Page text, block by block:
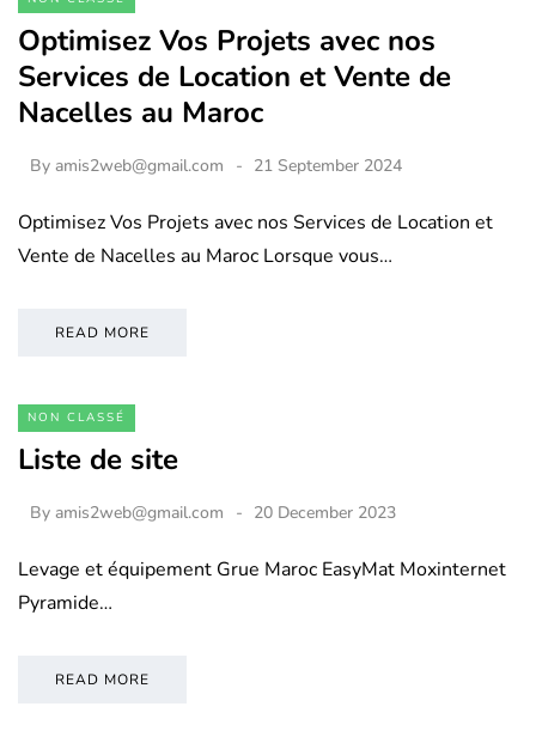
Optimisez Vos Projets avec nos
Services de Location et Vente de
Nacelles au Maroc
By amis2web@gmail.com 21 September 2024
Optimisez Vos Projets avec nos Services de Location et
Vente de Nacelles au Maroc Lorsque vous…
READ MORE
NON CLASSÉ
Liste de site
By amis2web@gmail.com 20 December 2023
Levage et équipement Grue Maroc EasyMat Moxinternet
Pyramide…
READ MORE